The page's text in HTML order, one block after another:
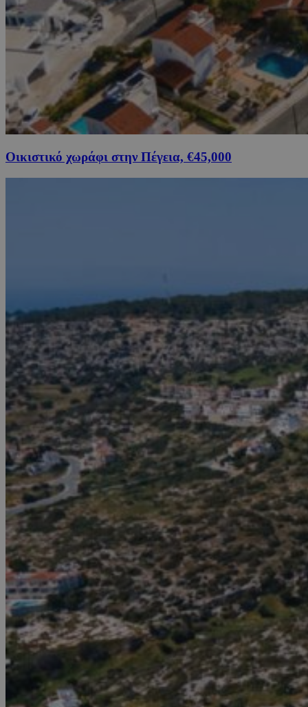
Οικιστικό χωράφι στην Πέγεια, €45,000